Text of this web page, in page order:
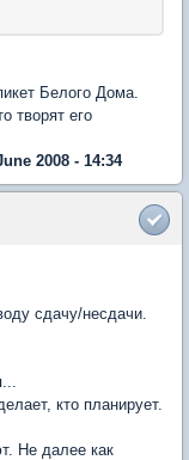
Белого Дома.
творят его
2008 - 14:34
сдачу/несдачи.
кто планирует.
Не далее как